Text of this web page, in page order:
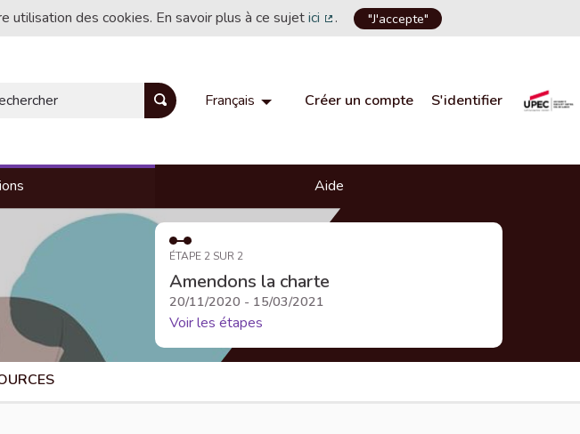
utilisation des cookies. En savoir plus à ce sujetici
(Lien externe)
. "J'accepte"
Français Choisir la langueChoose language
Créer un compte S'identifier
Aide
ÉTAPE 2 SUR 2
Amendons la charte
20/11/2020 - 15/03/2021
Voir les étapes